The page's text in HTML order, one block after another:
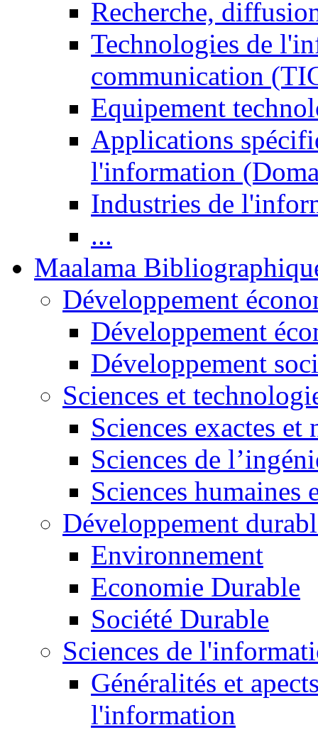
Recherche,
Technologies de
communication
Equipement
Applications
l'information
Industries de
...
Maalama
Développement
Développement
Développement
Sciences et
Sciences exactes et
Sciences de
Sciences humaines
Développement
Environnement
Economie Durable
Société Durable
Sciences de
Généralités et
l'information